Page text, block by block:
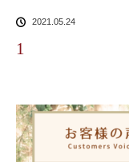
2021.05.24
1